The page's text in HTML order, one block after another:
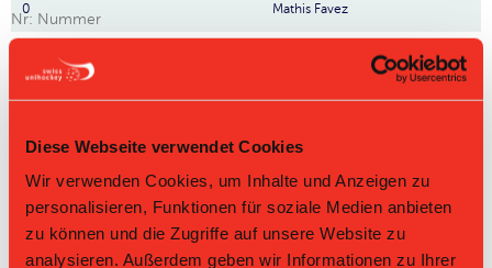
Diese Webseite verwendet Cookies
Wir verwenden Cookies, um Inhalte und Anzeigen zu
personalisieren, Funktionen für soziale Medien anbieten
zu können und die Zugriffe auf unsere Website zu
analysieren. Außerdem geben wir Informationen zu Ihrer
0 Mathis Favez
Nr: Nummer
Tabelle Junioren U16 B Gruppe 3 2025/26 per
09.08.2026
L-UPL
Men
Women
HNLB
Sp PQ P